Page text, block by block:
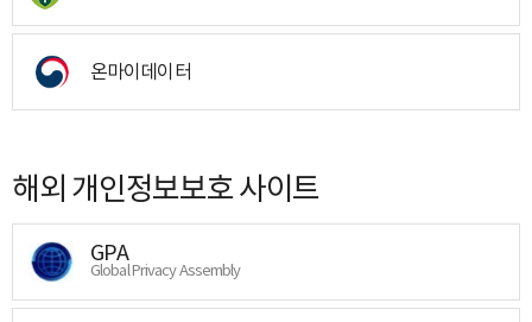
온마이데이터
해외 개인정보보호 사이트
GPA
Global Privacy Assembly